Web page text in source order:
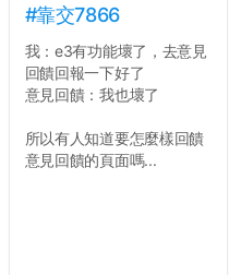
#靠交7866
我：e3有功能壞了，去意見
回饋回報一下好了
意見回饋：我也壞了
所以有人知道要怎麼樣回饋
意見回饋的頁面嗎...